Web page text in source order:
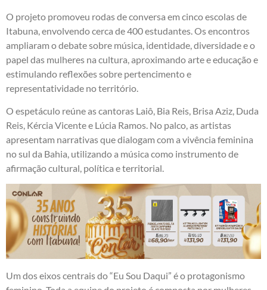
O projeto promoveu rodas de conversa em cinco escolas de
Itabuna, envolvendo cerca de 400 estudantes. Os encontros
ampliaram o debate sobre música, identidade, diversidade e o
papel das mulheres na cultura, aproximando arte e educação e
estimulando reflexões sobre pertencimento e
representatividade no território.
O espetáculo reúne as cantoras Laiô, Bia Reis, Brisa Aziz, Duda
Reis, Kércia Vicente e Lúcia Ramos. No palco, as artistas
apresentam narrativas que dialogam com a vivência feminina
no sul da Bahia, utilizando a música como instrumento de
afirmação cultural, política e territorial.
Um dos eixos centrais do “Eu Sou Daqui” é o protagonismo